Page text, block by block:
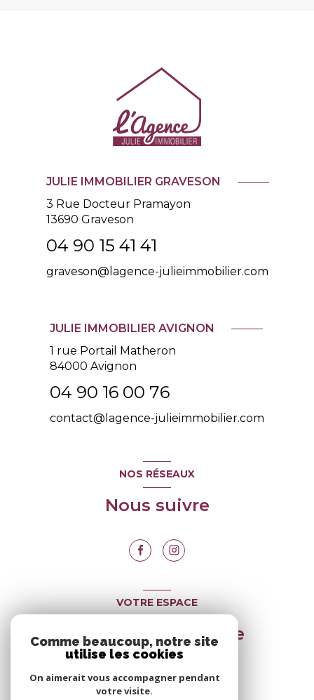
JULIE IMMOBILIER GRAVESON
3 Rue Docteur Pramayon
13690 Graveson
04 90 15 41 41
graveson@lagence-julieimmobilier.com
JULIE IMMOBILIER AVIGNON
1 rue Portail Matheron
84000 Avignon
04 90 16 00 76
contact@lagence-julieimmobilier.com
NOS RÉSEAUX
Nous suivre
VOTRE ESPACE
Espace propriétaire
SE CONNECTER
Comme beaucoup, notre site
utilise les cookies
On aimerait vous accompagner pendant
votre visite.